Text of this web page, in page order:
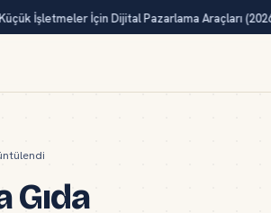
İşletmeler İçin Dijital Pazarlama Araçları (2026)